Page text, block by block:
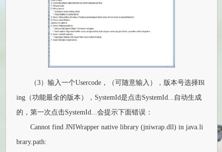
（3）输入一个Usercode，（可随意输入），版本号选择Bl
ing（功能最全的版本），SystemId是点击SystemId...自动生成
的，第一次点击SystemId...会提示下面错误：
Cannot find JNIWrapper native library (jniwrap.dll) in java.li
brary.path: